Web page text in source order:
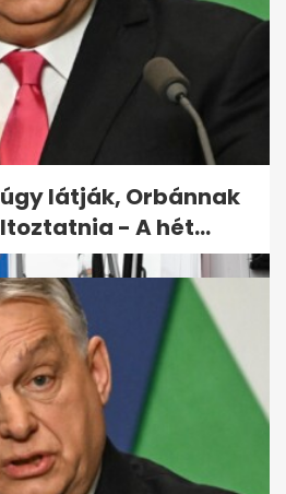
hogyan végzett
a Budapesten eltűnt
látják, Orbánnak
- A hét...